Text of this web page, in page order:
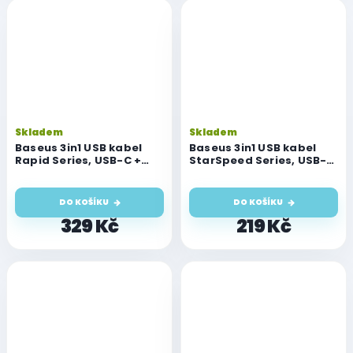
Baseus 3in1 USB kabel
Rapid Series, USB-C +
1.5m (černý)
Skladem
329 Kč
DO KOŠÍKU
Baseus 3in1 USB kabel
StarSpeed Series, USB-C
1.2m (černý)
Skladem
219 Kč
DO KOŠÍKU